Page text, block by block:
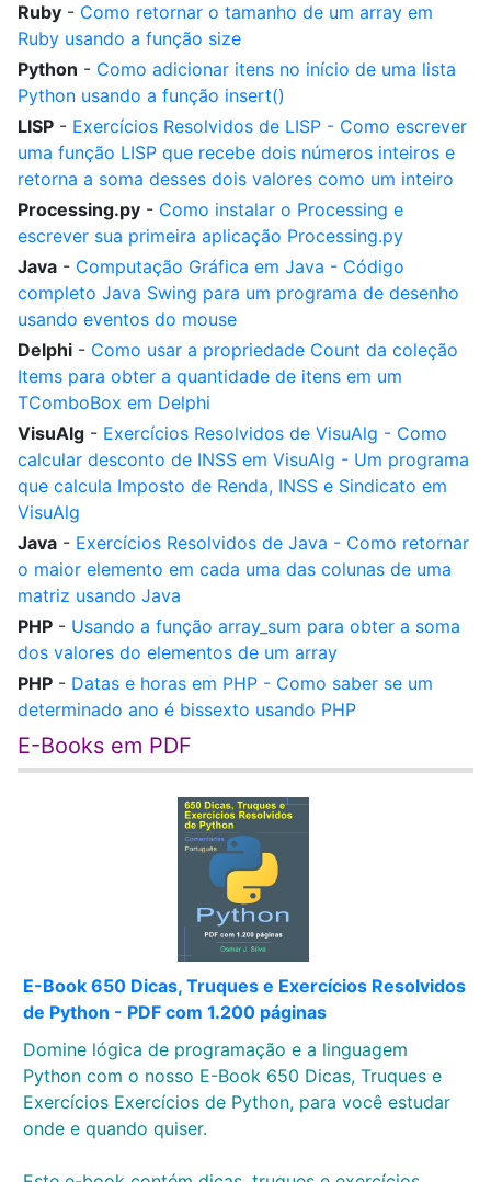
Ruby - Como retornar o tamanho de um array em
Ruby usando a função size
Python - Como adicionar itens no início de uma lista
Python usando a função insert()
LISP - Exercícios Resolvidos de LISP - Como escrever
uma função LISP que recebe dois números inteiros e
retorna a soma desses dois valores como um inteiro
Processing.py - Como instalar o Processing e
escrever sua primeira aplicação Processing.py
Java - Computação Gráfica em Java - Código
completo Java Swing para um programa de desenho
usando eventos do mouse
Delphi - Como usar a propriedade Count da coleção
Items para obter a quantidade de itens em um
TComboBox em Delphi
VisuAlg - Exercícios Resolvidos de VisuAlg - Como
calcular desconto de INSS em VisuAlg - Um programa
que calcula Imposto de Renda, INSS e Sindicato em
VisuAlg
Java - Exercícios Resolvidos de Java - Como retornar
o maior elemento em cada uma das colunas de uma
matriz usando Java
PHP - Usando a função array_sum para obter a soma
dos valores do elementos de um array
PHP - Datas e horas em PHP - Como saber se um
determinado ano é bissexto usando PHP
E-Books em PDF
E-Book 650 Dicas, Truques e Exercícios Resolvidos
de Python - PDF com 1.200 páginas
Domine lógica de programação e a linguagem
Python com o nosso E-Book 650 Dicas, Truques e
Exercícios Exercícios de Python, para você estudar
onde e quando quiser.